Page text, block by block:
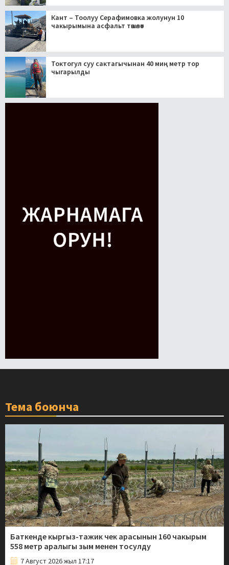
Кант – Тоолуу Серафимовка жолунун 10
чакырымына асфальт төшөлөт
Токтогул суу сактагычынан 40 миң метр тор
чыгарылды
Тема боюнча
Баткенде кыргыз-тажик чек арасынын 160 чакырым
558 метр аралыгы зым менен тосулду
7 Август 2026 жыл 17:17